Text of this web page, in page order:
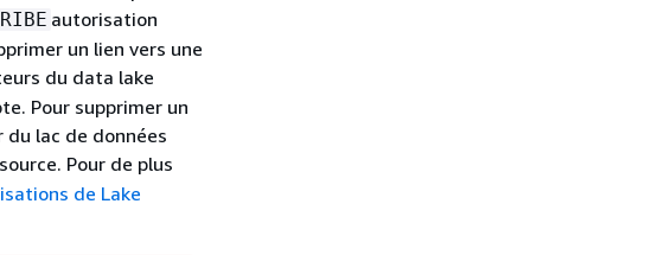
autorisation
un lien vers une
du data lake
Pour supprimer un
lac de données
Pour de plus
de Lake